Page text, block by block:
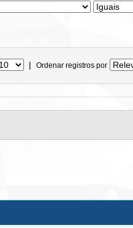
| Ordenar registros por